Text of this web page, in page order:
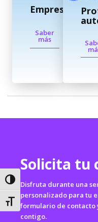
ALTERNAR ALTO
ALTERNAR TAMAÑO DE
Empresas
Saber
más
Solicita tu
Disfruta durante una
personalizado para tu
formulario de contacto
contigo.